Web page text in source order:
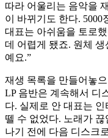
따라 어울리는 음악을
이 바뀌기도 한다. 5000
대표는 아쉬움을 토로
데 어렵게 됐죠. 원체
예요.”
재생 목록을 만들어놓
LP 음반은 계속해서 디
다. 실제로 안 대표는
뗄 수 없었다. 노래가
나기 전에 다음 디스크